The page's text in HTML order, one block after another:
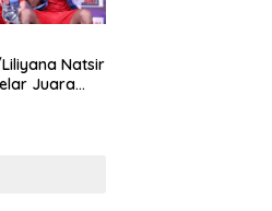
Natsir
Juara